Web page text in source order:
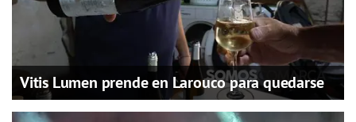
Vitis Lumen prende en Larouco para quedarse